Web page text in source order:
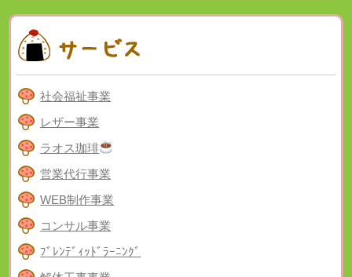
社会福祉事業
レザー事業
ラオス珈琲
営業代行事業
WEB制作事業
コンサル事業
ﾌﾞﾚﾝﾃﾞｨｯﾄﾞﾗｰﾆﾝｸﾞ